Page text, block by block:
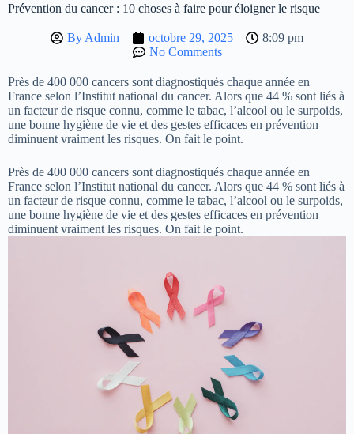
Prévention du cancer : 10 choses à faire pour éloigner le risque
By Admin octobre 29, 2025
8:09 pm
No Comments
Près de 400 000 cancers sont diagnostiqués chaque année en
France selon l’Institut national du cancer. Alors que 44 % sont liés à
un facteur de risque connu, comme le tabac, l’alcool ou le surpoids,
une bonne hygiène de vie et des gestes efficaces en prévention
diminuent vraiment les risques. On fait le point.
Près de 400 000 cancers sont diagnostiqués chaque année en
France selon l’Institut national du cancer. Alors que 44 % sont liés à
un facteur de risque connu, comme le tabac, l’alcool ou le surpoids,
une bonne hygiène de vie et des gestes efficaces en prévention
diminuent vraiment les risques. On fait le point.